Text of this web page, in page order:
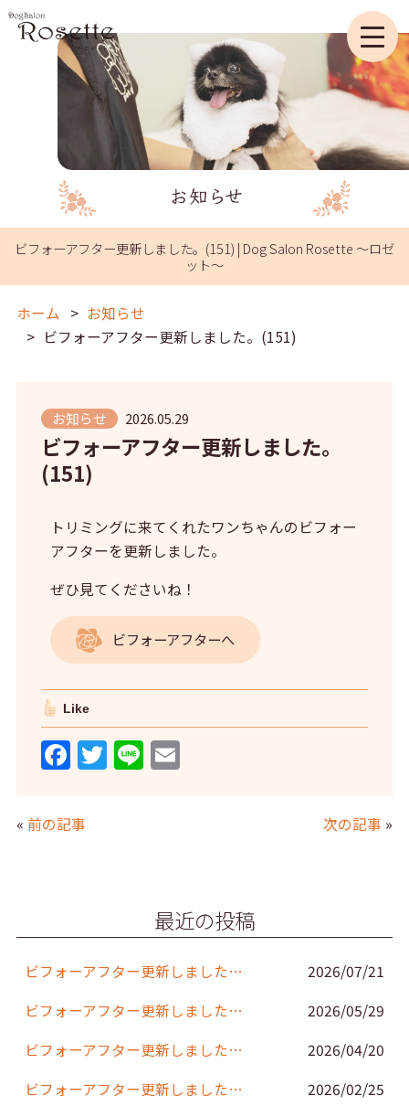
ビフォーアフター更新しました。(151) | Dog Salon Rosette ～ロゼ
ット～
ホーム
お知らせ
ビフォーアフター更新しました。(151)
お知らせ 2026.05.29
ビフォーアフター更新しました。
(151)
トリミングに来てくれたワンちゃんのビフォー
アフターを更新しました。
ぜひ見てくださいね！
ビフォーアフターへ
Like
F
a
c
e
o
k
T
w
Li
n
E
« 前の記事 次の記事 »
最近の投稿
ビフォーアフター更新しました。(152)
2026/07/21
ビフォーアフター更新しました。(151)
2026/05/29
ビフォーアフター更新しました。(150)
2026/04/20
ビフォーアフター更新しました。(149)
2026/02/25